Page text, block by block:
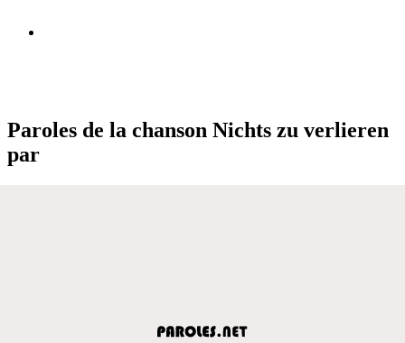
Paroles de la chanson Nichts zu verlieren
par